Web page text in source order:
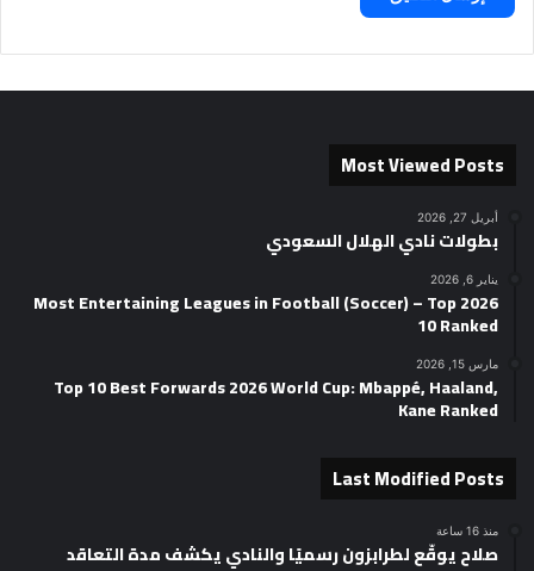
Most Viewed Posts
أبريل 27, 2026
بطولات نادي الهلال السعودي
يناير 6, 2026
2026 Most Entertaining Leagues in Football (Soccer) – Top
10 Ranked
مارس 15, 2026
Top 10 Best Forwards 2026 World Cup: Mbappé, Haaland,
Kane Ranked
Last Modified Posts
منذ 16 ساعة
صلاح يوقّع لطرابزون رسميًا والنادي يكشف مدة التعاقد